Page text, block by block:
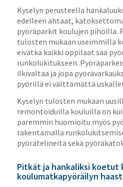
Kyselyn perusteella
edelleen ahtaat,
pyöräparkit koulujen pihoilla.
tulosten mukaan useimmilla
eivätkä kaikki oppilaat saa
runkolukitukseen.
ilkivaltaa ja jopa
pyörillä ei välttämättä
Kyselyn tulosten mukaan
remontoiduilla kouluilla on
paremmin huomioitu myös
rakentamalla
pyörätelineitä sekä
Pitkät ja hankaliksi
koulumatkapyöräilyn